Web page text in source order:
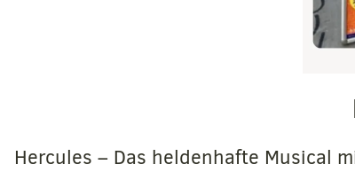
Hercules – Das heldenhafte Musical